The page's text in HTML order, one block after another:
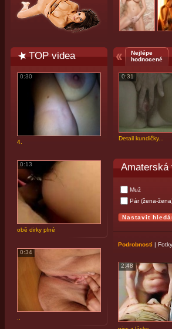
TOP videa
0:30
4.
0:13
obě dirky plné
0:34
Nejlépe
hodnocené
0:31
Detail kundičky...
Amaterská
Muž
Pár (žena-
Podrobnosti | Fotky
2:48